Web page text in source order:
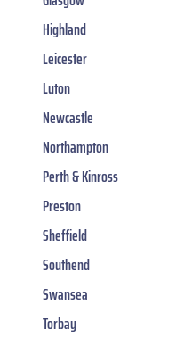
Highland
Leicester
Luton
Newcastle
Northampton
Perth & Kinross
Preston
Sheffield
Southend
Swansea
Torbay